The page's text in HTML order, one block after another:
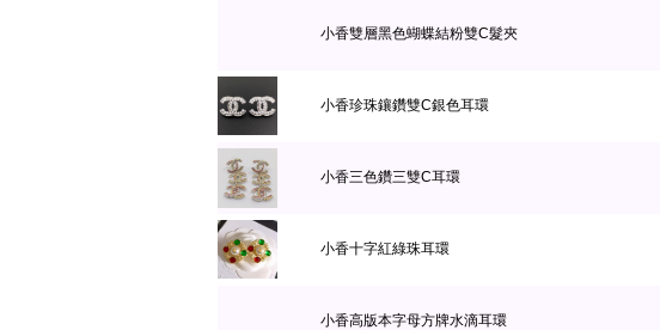
小香雙層黑色蝴蝶結粉雙C髮夾
小香珍珠鑲鑽雙C銀色耳環
小香三色鑽三雙C耳環
小香十字紅綠珠耳環
小香高版本字母方牌水滴耳環